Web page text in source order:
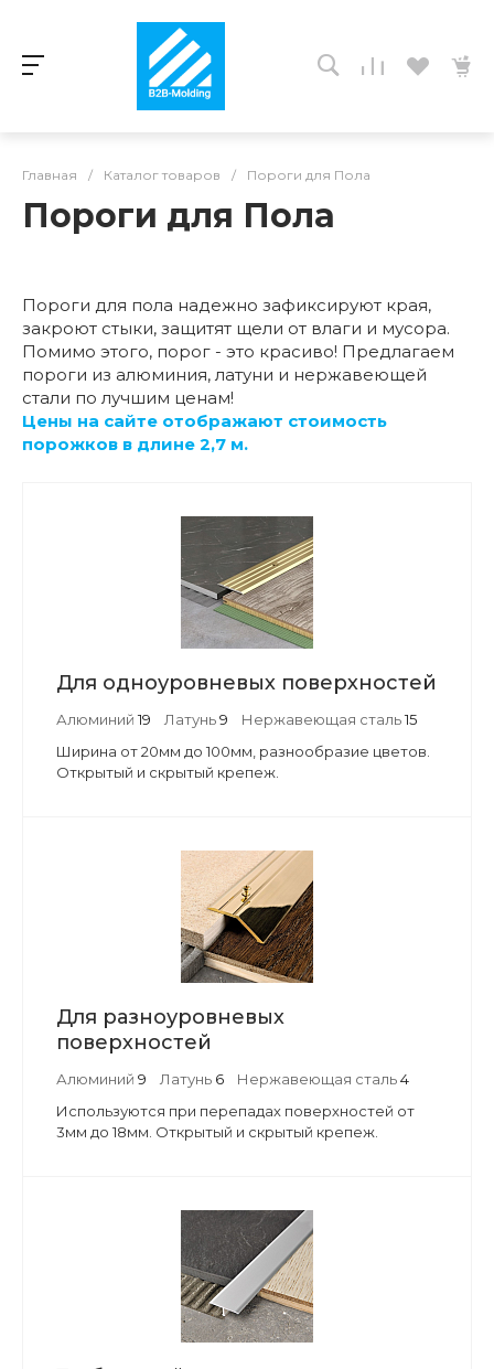
Главная / Каталог товаров / Пороги для Пола
Пороги для Пола
Пороги для пола надежно зафиксируют края,
закроют стыки, защитят щели от влаги и мусора.
Помимо этого, порог - это красиво! Предлагаем
пороги из алюминия, латуни и нержавеющей
стали по лучшим ценам!
Цены на сайте отображают стоимость
порожков в длине 2,7 м.
Для одноуровневых поверхностей
Алюминий 19 Латунь9 Нержавеющая сталь15
Ширина от 20мм до 100мм, разнообразие цветов.
Открытый и скрытый крепеж.
Для разноуровневых
поверхностей
Алюминий 9 Латунь 6 Нержавеющая сталь4
Используются при перепадах поверхностей от
3мм до 18мм. Открытый и скрытый крепеж.